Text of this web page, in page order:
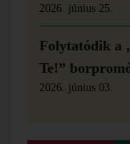
2026. június 25.
Folytatódik a
Te!”
2026. június 03.